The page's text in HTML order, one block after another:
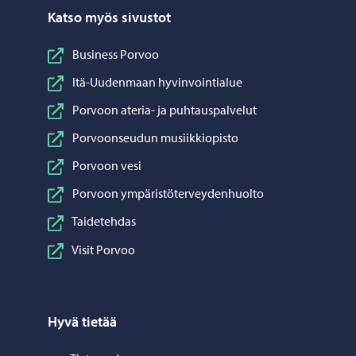
Katso myös sivustot
Business Porvoo
Itä-Uudenmaan hyvinvointialue
Porvoon ateria- ja puhtauspalvelut
Porvoonseudun musiikkiopisto
Porvoon vesi
Porvoon ympäristöterveydenhuolto
Taidetehdas
Visit Porvoo
Hyvä tietää